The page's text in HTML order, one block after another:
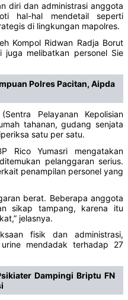
diri dan administrasi anggota
hal-hal mendetail seperti
di lingkungan mapolres.
Kompol Ridwan Radja Borut
melibatkan personel Sie
Polres Pacitan, Aipda
Pelayanan Kepolisian
tahanan, gudang senjata
satu per satu.
Rico Yumasri mengatakan
pelanggaran serius.
penampilan personel yang
berat. Beberapa anggota
sikap tampang, karena itu
jelasnya.
fisik dan administrasi,
mendadak terhadap 27
Dampingi Briptu FN